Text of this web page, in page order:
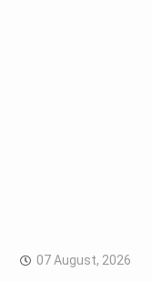
07 August, 2026